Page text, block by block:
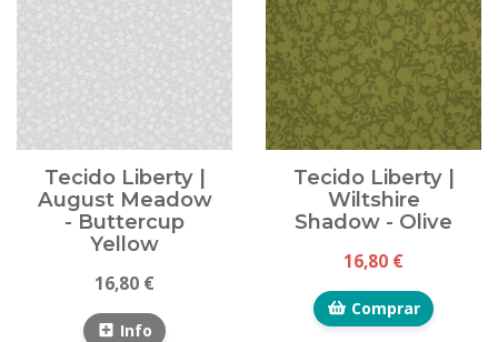
Tecido Liberty |
August Meadow
- Buttercup
Yellow
16,80 €
Info
Tecido Liberty |
Wiltshire
Shadow - Olive
16,80 €
Comprar